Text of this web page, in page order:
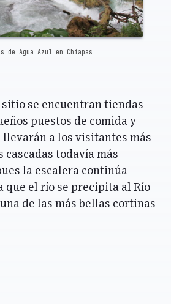
de Agua Azul en Chiapas
se encuentran tiendas
puestos de comida y
llevarán a los visitantes más
todavía más
la escalera continúa
que el río se precipita al Río
de las más bellas cortinas